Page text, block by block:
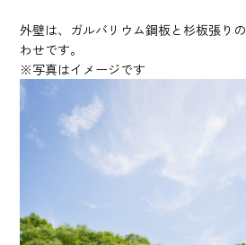
外壁は、ガルバリウム鋼板と杉板張り
わせです。
※写真はイメージです